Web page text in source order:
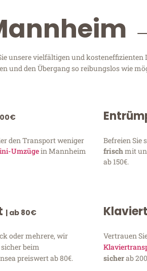
unsere vielfältigen und
und den Übergang so reibungslos wie
den Transport weniger
Umzügein Mannheim
Befreien Sie
frischmit
ab 150€.
| ab 80€
oder mehrere, wir
beim
preiswert ab 80€.
Vertrauen
sicherab